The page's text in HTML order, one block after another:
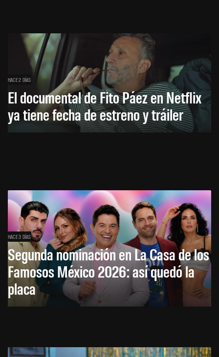
HACE 2 DÍAS
El documental de Fito Páez en Netflix
ya tiene fecha de estreno y tráiler
HACE 3 DÍAS
Segunda nominación en La Casa de los
Famosos México 2026: así quedó la
placa